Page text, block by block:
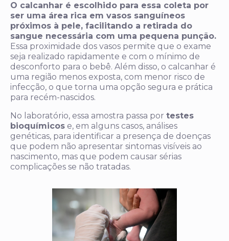
O calcanhar é escolhido para essa coleta por
ser uma área rica em vasos sanguíneos
próximos à pele, facilitando a retirada do
sangue necessária com uma pequena punção.
Essa proximidade dos vasos permite que o exame
seja realizado rapidamente e com o mínimo de
desconforto para o bebê. Além disso, o calcanhar é
uma região menos exposta, com menor risco de
infecção, o que torna uma opção segura e prática
para recém-nascidos.
No laboratório, essa amostra passa por testes
bioquímicos e, em alguns casos, análises
genéticas, para identificar a presença de doenças
que podem não apresentar sintomas visíveis ao
nascimento, mas que podem causar sérias
complicações se não tratadas.